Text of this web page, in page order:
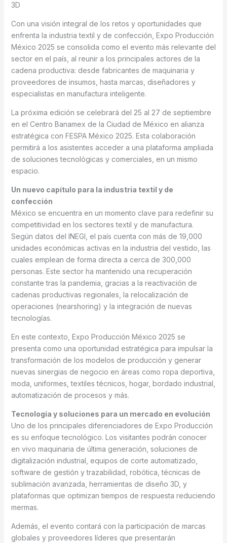
3D
Con una visión integral de los retos y oportunidades que
enfrenta la industria textil y de confección, Expo Producción
México 2025 se consolida como el evento más relevante del
sector en el país, al reunir a los principales actores de la
cadena productiva: desde fabricantes de maquinaria y
proveedores de insumos, hasta marcas, diseñadores y
especialistas en manufactura inteligente.
La próxima edición se celebrará del 25 al 27 de septiembre
en el Centro Banamex de la Ciudad de México en alianza
estratégica con FESPA México 2025. Esta colaboración
permitirá a los asistentes acceder a una plataforma ampliada
de soluciones tecnológicas y comerciales, en un mismo
espacio.
Un nuevo capítulo para la industria textil y de
confección
México se encuentra en un momento clave para redefinir su
competitividad en los sectores textil y de manufactura.
Según datos del INEGI, el país cuenta con más de 19,000
unidades económicas activas en la industria del vestido, las
cuales emplean de forma directa a cerca de 300,000
personas. Este sector ha mantenido una recuperación
constante tras la pandemia, gracias a la reactivación de
cadenas productivas regionales, la relocalización de
operaciones (nearshoring) y la integración de nuevas
tecnologías.
En este contexto, Expo Producción México 2025 se
presenta como una oportunidad estratégica para impulsar la
transformación de los modelos de producción y generar
nuevas sinergias de negocio en áreas como ropa deportiva,
moda, uniformes, textiles técnicos, hogar, bordado industrial,
automatización de procesos y más.
Tecnología y soluciones para un mercado en evolución
Uno de los principales diferenciadores de Expo Producción
es su enfoque tecnológico. Los visitantes podrán conocer
en vivo maquinaria de última generación, soluciones de
digitalización industrial, equipos de corte automatizado,
software de gestión y trazabilidad, robótica, técnicas de
sublimación avanzada, herramientas de diseño 3D, y
plataformas que optimizan tiempos de respuesta reduciendo
mermas.
Además, el evento contará con la participación de marcas
globales y proveedores líderes que presentarán